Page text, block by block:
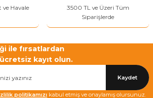
ve Havale
3500 TL ve Üzeri Tüm
Siparişlerde
ile fırsatlardan
kayıt olun.
Kaydet
politikamızı kabul etmiş ve onaylamış olursunuz.